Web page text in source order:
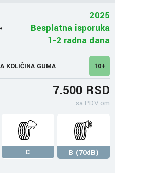
2025
Besplatna isporuka
1-2 radna dana
KOLIČINA GUMA 10+
7.500 RSD
sa PDV-om
C
B (70dB)